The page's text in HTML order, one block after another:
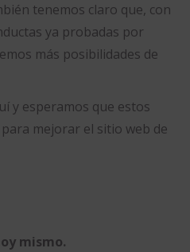
tenemos claro que, con
ya probadas por
más posibilidades de
y esperamos que estos
mejorar el sitio web de
mismo.